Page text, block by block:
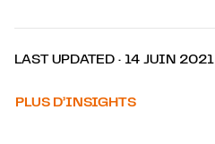
LAST UPDATED · 14 JUIN 2021
PLUS D’INSIGHTS